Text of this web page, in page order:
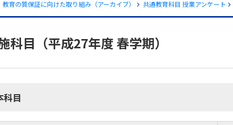
教育の質保証に向けた取り組み（アーカイブ） 共通教育科目 授業アンケート
科目（平成27年度 春学期）
科目